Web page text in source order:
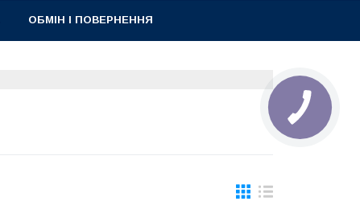
ОБМІН І ПОВЕРНЕННЯ